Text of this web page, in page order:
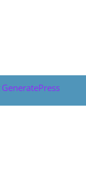
GeneratePress